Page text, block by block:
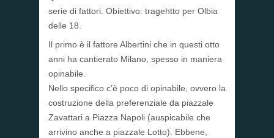
serie di fattori. Obiettivo: tragehtto per Olbia
delle 18.
Il primo è il fattore Albertini che in questi otto
anni ha cantierato Milano, spesso in maniera
opinabile.
Nello specifico c’è poco di opinabile, ovvero la
costruzione della preferenziale da piazzale
Zavattari a Piazza Napoli (auspicabile che
arrivino anche a piazzale Lotto). Ebbene,